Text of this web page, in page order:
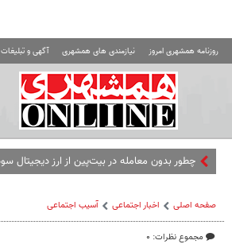
روزنامه همشهری امروز نیازمندی های همشهری آگهی و تبلیغات
چطور بدون معامله در بیت‌پین از ارز دیجیتال
صفحه اصلی اخبار اجتماعی آسیب اجتماعی
مجموع نظرات: ۰